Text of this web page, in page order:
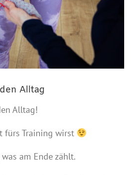
Alltag
Alltag!
fürs Training wirst
am Ende zählt.